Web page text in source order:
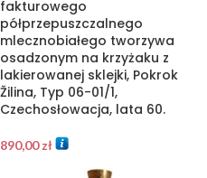
fakturowego
półprzepuszczalnego
mlecznobiałego tworzywa
osadzonym na krzyżaku z
lakierowanej sklejki, Pokrok
Žilina, Typ 06-01/1,
Czechosłowacja, lata 60.
890,00zł